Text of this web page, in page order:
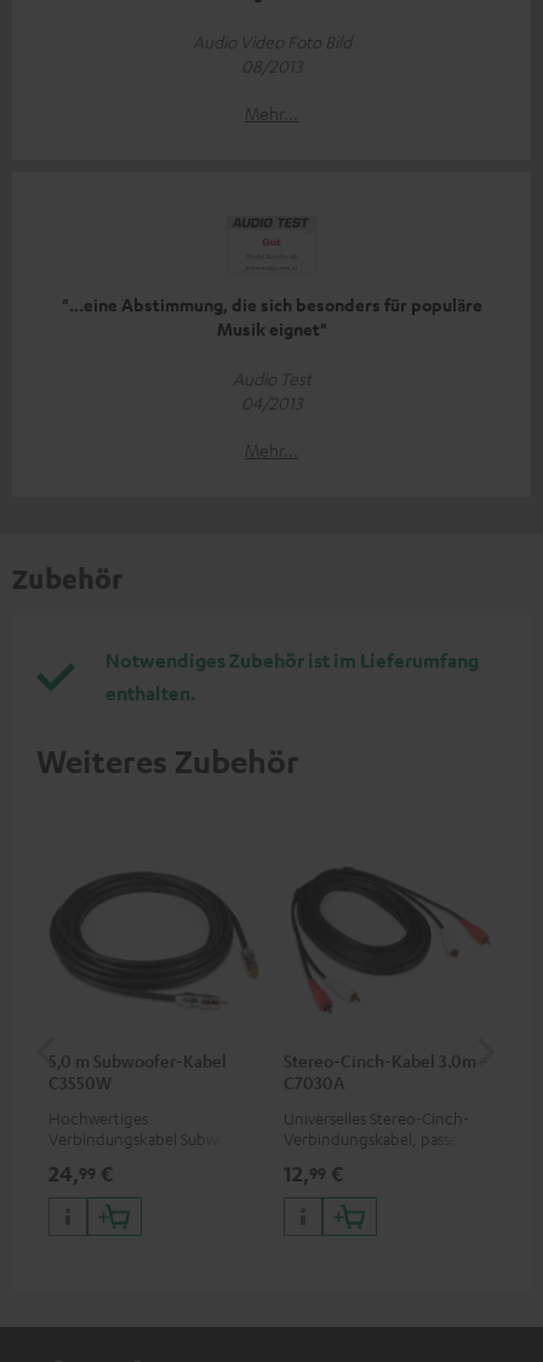
Audio Video Foto Bild
08/2013
Mehr...
"...eine Abstimmung, die sich besonders für populäre
Musik eignet"
Audio Test
04/2013
Mehr...
Zubehör
Notwendiges Zubehör ist im Lieferumfang
enthalten.
Weiteres Zubehör
5,0 m Subwoofer-Kabel
C3550W
Hochwertiges
Verbindungskabel Subwoofer
24,99 €
Stereo-Cinch-Kabel 3.0m -
C7030A
Universelles Stereo-Cinch-
Verbindungskabel, passend
Buchsen
12,99 €